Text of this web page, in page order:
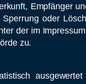
Empfänger
oder
der im
zu.